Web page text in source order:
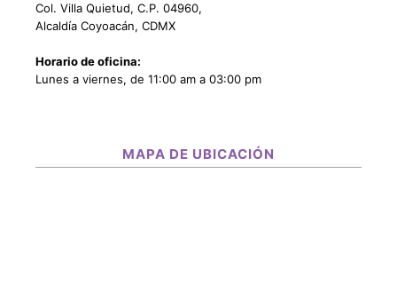
Col. Villa Quietud, C.P. 04960,
Alcaldía Coyoacán, CDMX
Horario de oficina:
Lunes a viernes, de 11:00 am a 03:00 pm
MAPA DE UBICACIÓN